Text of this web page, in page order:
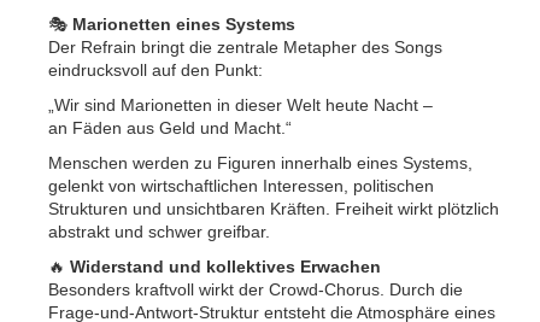
🎭 Marionetten eines Systems
Der Refrain bringt die zentrale Metapher des Songs
eindrucksvoll auf den Punkt:
„Wir sind Marionetten in dieser Welt heute Nacht –
an Fäden aus Geld und Macht.“
Menschen werden zu Figuren innerhalb eines Systems,
gelenkt von wirtschaftlichen Interessen, politischen
Strukturen und unsichtbaren Kräften. Freiheit wirkt plötzlich
abstrakt und schwer greifbar.
🔥 Widerstand und kollektives Erwachen
Besonders kraftvoll wirkt der Crowd-Chorus. Durch die
Frage-und-Antwort-Struktur entsteht die Atmosphäre eines